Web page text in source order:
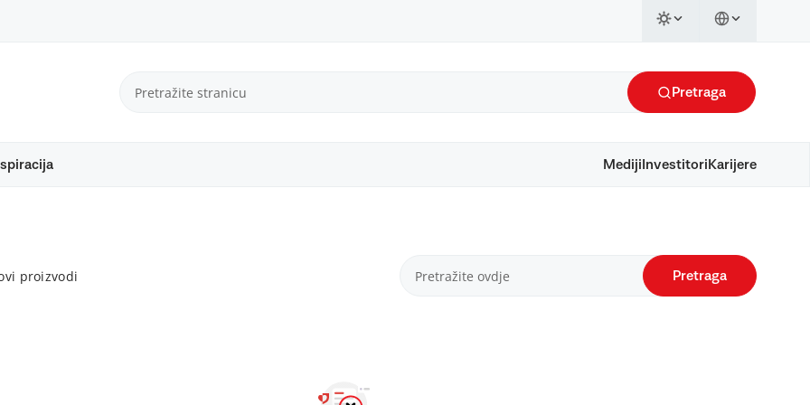
Pretraga
Mediji Investitori Karijere
proizvodi Pretraga